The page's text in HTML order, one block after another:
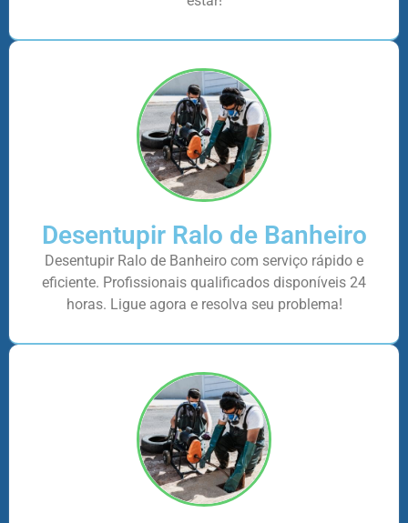
Desentupir Ralo de Banheiro
Desentupir Ralo de Banheiro com serviço rápido e
eficiente. Profissionais qualificados disponíveis 24
horas. Ligue agora e resolva seu problema!